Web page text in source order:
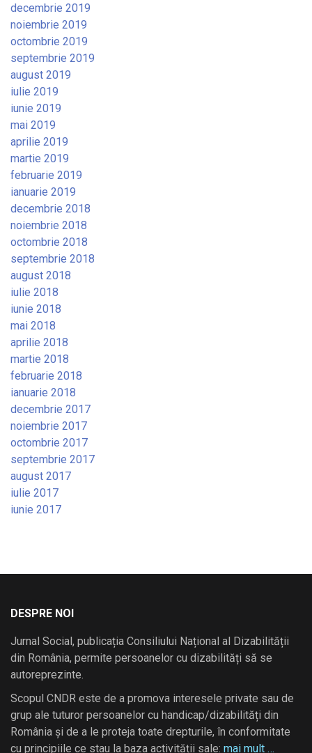
decembrie 2019
noiembrie 2019
octombrie 2019
septembrie 2019
august 2019
iulie 2019
iunie 2019
mai 2019
aprilie 2019
martie 2019
februarie 2019
ianuarie 2019
decembrie 2018
noiembrie 2018
octombrie 2018
septembrie 2018
august 2018
iulie 2018
iunie 2018
mai 2018
aprilie 2018
martie 2018
februarie 2018
ianuarie 2018
decembrie 2017
noiembrie 2017
octombrie 2017
septembrie 2017
august 2017
iulie 2017
iunie 2017
DESPRE NOI
Jurnal Social, publicația Consiliului Național al Dizabilității
din România, permite persoanelor cu dizabilități să se
autoreprezinte.
Scopul CNDR este de a promova interesele private sau de
grup ale tuturor persoanelor cu handicap/dizabilități din
România și de a le proteja toate drepturile, în conformitate
cu principiile ce stau la baza activității sale: mai mult …